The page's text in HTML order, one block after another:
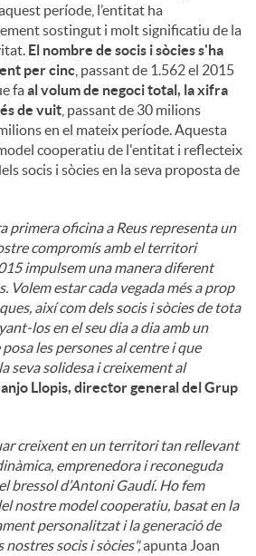
període, l’entitat ha
sostingut i molt significatiu de la
El nombre de socis i sòcies s'ha
per cinc , passant de 1.562 el 2015
faal volum de negoci total, la xifra
de vuit , passant de 30 milions
en el mateix període. Aquesta
cooperatiu de l'entitat i reflecteix
socis i sòcies en la seva proposta de
primera oficina a Reus representa un
compromís amb el territori
impulsem una manera diferent
Volem estar cada vegada més a prop
així com dels socis i sòcies de tota
los en el seu dia a dia amb un
les persones al centre i que
seva solidesa i creixement al
Llopis, director general del Grup
creixent en un territori tan rellevant
emprenedora i reconeguda
bressol d’Antoni Gaudí. Ho fem
nostre model cooperatiu, basat en la
personalitzat i la generació de
socis i sòcies",apunta Joan